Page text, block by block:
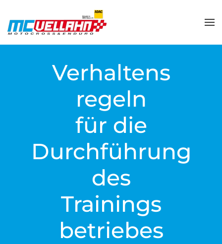
Zum Hauptinhalt springen
Verhaltens
regeln
für die
Durchführung
des
Trainings
betriebes